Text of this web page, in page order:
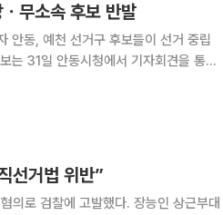
무소속 후보 반발
안동, 예천 선거구 후보들이 선거 중립
선거법 위반”
고발했다. 장능인 상근부대